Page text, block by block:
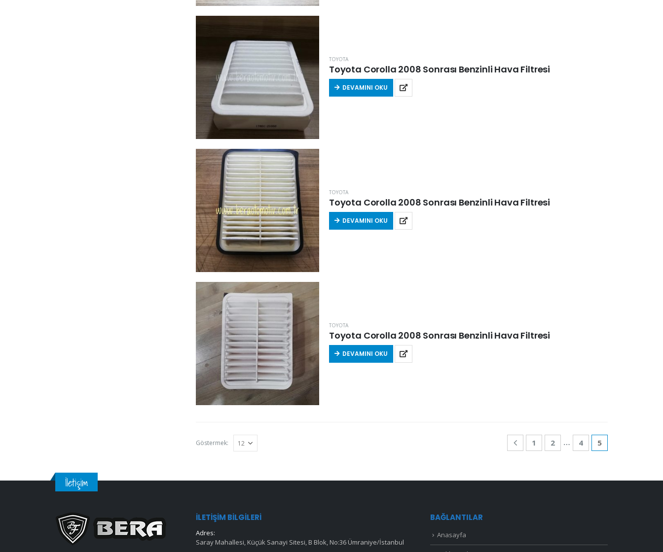
TOYOTA
Toyota Corolla 2008 Sonrası Benzinli Hava Filtresi
DEVAMINI OKU
TOYOTA
Toyota Corolla 2008 Sonrası Benzinli Hava Filtresi
DEVAMINI OKU
TOYOTA
Toyota Corolla 2008 Sonrası Benzinli Hava Filtresi
DEVAMINI OKU
Göstermek: 1 2 … 4 5
İletişim
İLETIŞIM BILGILERI
Adres:
Saray Mahallesi, Küçük Sanayi Sitesi, B Blok, No:36 Ümraniye/İstanbul
BAĞLANTILAR
Anasayfa